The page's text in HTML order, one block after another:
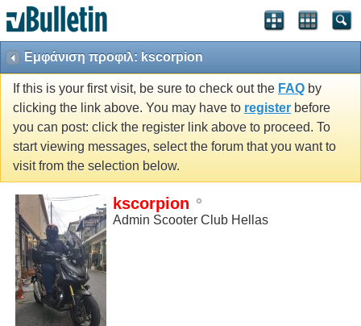
Εμφάνιση προφιλ: kscorpion
If this is your first visit, be sure to check out the FAQ by
clicking the link above. You may have to register before
you can post: click the register link above to proceed. To
start viewing messages, select the forum that you want to
visit from the selection below.
kscorpion
Admin Scooter Club Hellas